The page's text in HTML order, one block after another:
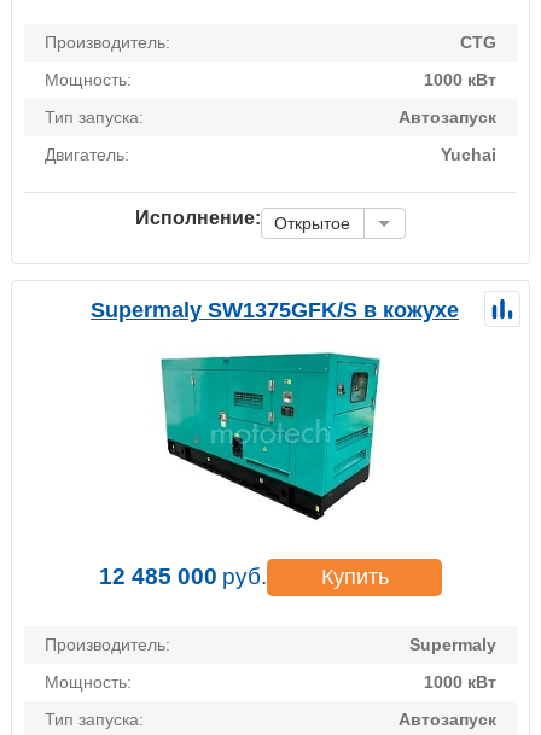
Производитель:
CTG
Мощность:
1000 кВт
Тип запуска:
Автозапуск
Двигатель:
Yuchai
Исполнение: Открытое
Supermaly SW1375GFK/S в кожухе
12 485 000 руб. Купить
Производитель:
Supermaly
Мощность:
1000 кВт
Тип запуска:
Автозапуск